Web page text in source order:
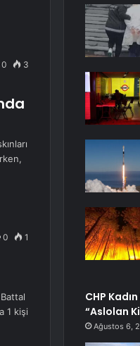
0 3
0 1
1 kişi
CHP
“Aslolan
Ağustos 6,